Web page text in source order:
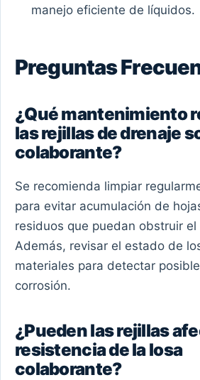
manejo eficiente de líquidos.
Preguntas
¿Qué mantenimiento
las rejillas de drenaje
colaborante?
Se recomienda limpiar
para evitar acumulación de
residuos que puedan obstruir
Además, revisar el estado de
materiales para detectar
corrosión.
¿Pueden las rejillas
resistencia de la losa
colaborante?